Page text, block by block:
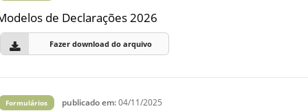
de Declarações 2026
Fazer download do arquivo
Formulários publicado em:04/11/2025